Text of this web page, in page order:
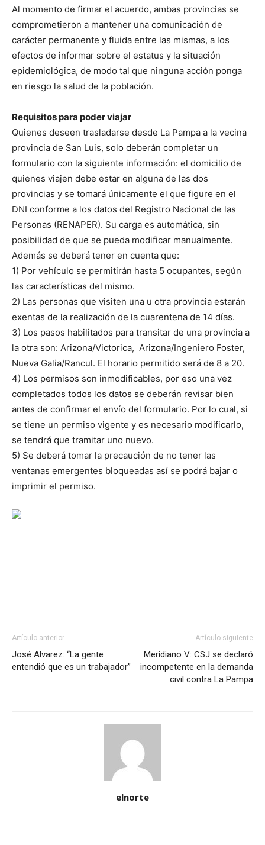
Al momento de firmar el acuerdo, ambas provincias se
comprometieron a mantener una comunicación de
carácter permanente y fluida entre las mismas, a los
efectos de informar sobre el estatus y la situación
epidemiológica, de modo tal que ninguna acción ponga
en riesgo la salud de la población.
Requisitos para poder viajar
Quienes deseen trasladarse desde La Pampa a la vecina
provincia de San Luis, solo deberán completar un
formulario con la siguiente información: el domicilio de
quienes viajen debe estar en alguna de las dos
provincias y se tomará únicamente el que figure en el
DNI conforme a los datos del Registro Nacional de las
Personas (RENAPER). Su carga es automática, sin
posibilidad de que se pueda modificar manualmente.
Además se deberá tener en cuenta que:
1) Por vehículo se permitirán hasta 5 ocupantes, según
las características del mismo.
2) Las personas que visiten una u otra provincia estarán
exentas de la realización de la cuarentena de 14 días.
3) Los pasos habilitados para transitar de una provincia a
la otra son: Arizona/Victorica, Arizona/Ingeniero Foster,
Nueva Galia/Rancul. El horario permitido será de 8 a 20.
4) Los permisos son inmodificables, por eso una vez
completados todos los datos se deberán revisar bien
antes de confirmar el envío del formulario. Por lo cual, si
se tiene un permiso vigente y es necesario modificarlo,
se tendrá que tramitar uno nuevo.
5) Se deberá tomar la precaución de no tener las
ventanas emergentes bloqueadas así se podrá bajar o
imprimir el permiso.
Artículo anterior
José Alvarez: “La gente
entendió que es un trabajador”
Artículo siguiente
Meridiano V: CSJ se declaró
incompetente en la demanda
civil contra La Pampa
elnorte